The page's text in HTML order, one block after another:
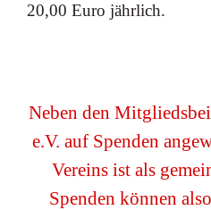
20,00 Euro jährlich.
Neben den
e.V. auf Spenden
Vereins ist als
Spenden können